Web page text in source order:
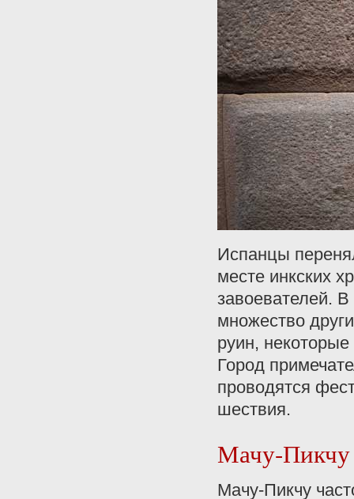
Испанцы
месте инкских
завоевателей.
множество
руин,
Город
проводятся
шествия.
Мачу-Пикчу
Мачу-Пикчу